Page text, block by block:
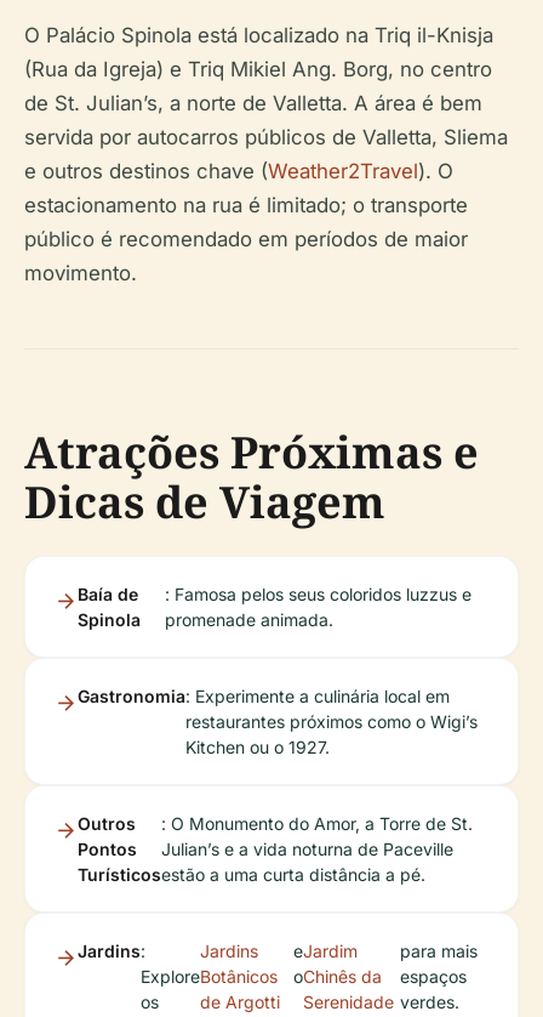
O Palácio Spinola está localizado na Triq il-Knisja
(Rua da Igreja) e Triq Mikiel Ang. Borg, no centro
de St. Julian’s, a norte de Valletta. A área é bem
servida por autocarros públicos de Valletta, Sliema
e outros destinos chave (Weather2Travel). O
estacionamento na rua é limitado; o transporte
público é recomendado em períodos de maior
movimento.
Atrações Próximas e
Dicas de Viagem
Baía de
Spinola
: Famosa pelos seus coloridos luzzus e
promenade animada.
Gastronomia: Experimente a culinária local em
restaurantes próximos como o Wigi’s
Kitchen ou o 1927.
Outros
Pontos
Turísticos
: O Monumento do Amor, a Torre de St.
Julian’s e a vida noturna de Paceville
estão a uma curta distância a pé.
Jardins:
Explore
os
Jardins
Botânicos
de Argotti
e
o
Jardim
Chinês da
Serenidade
para mais
espaços
verdes.